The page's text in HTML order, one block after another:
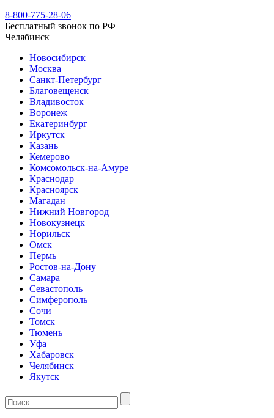
8-800-775-28-06
Бесплатный звонок по РФ
Челябинск
Новосибирск
Москва
Санкт-Петербург
Благовещенск
Владивосток
Воронеж
Екатеринбург
Иркутск
Казань
Кемерово
Комсомольск-на-Амуре
Краснодар
Красноярск
Магадан
Нижний Новгород
Новокузнецк
Норильск
Омск
Пермь
Ростов-на-Дону
Самара
Севастополь
Симферополь
Сочи
Томск
Тюмень
Уфа
Хабаровск
Челябинск
Якутск